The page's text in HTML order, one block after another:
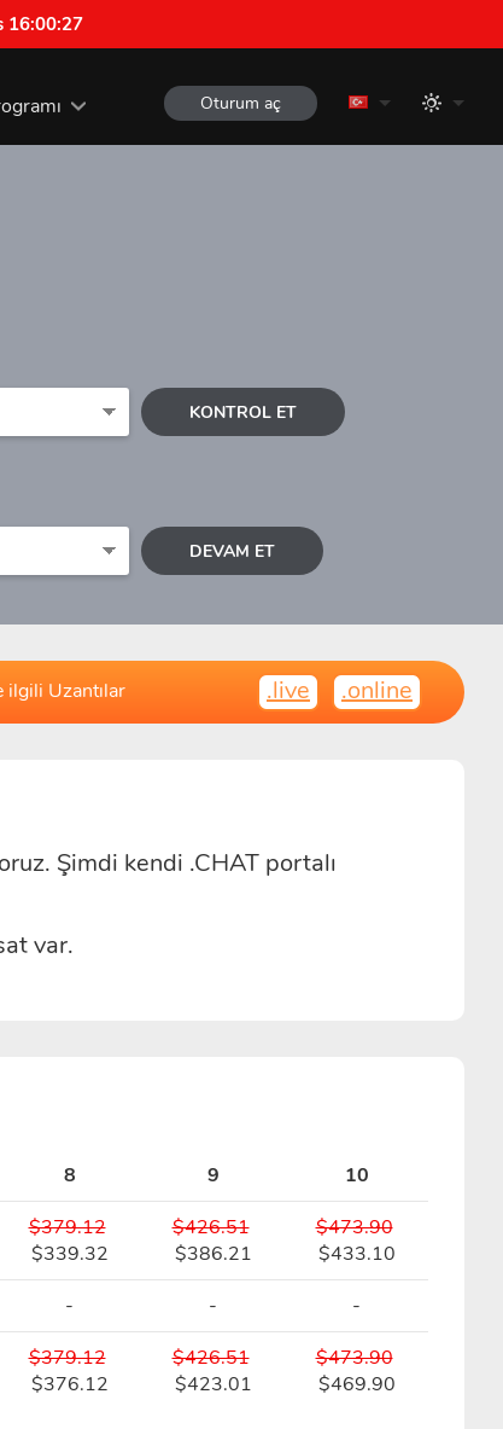
16:00:26
Oturum aç
KONTROL ET
DEVAM ET
ilgili Uzantılar .live .online
Şimdi kendi .CHAT portalı
var.
8 9
10
$379.12
$339.32
$426.51
$386.21
$473.90
$433.10
- -
-
$379.12
$376.12
$426.51
$423.01
$473.90
$469.90